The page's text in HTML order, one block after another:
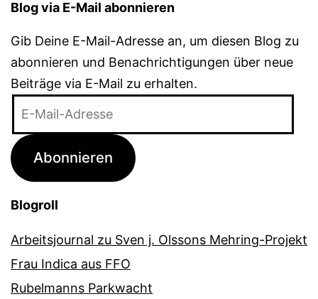
Blog via E-Mail abonnieren
Gib Deine E-Mail-Adresse an, um diesen Blog zu
abonnieren und Benachrichtigungen über neue
Beiträge via E-Mail zu erhalten.
Adresse
Abonnieren
Blogroll
Arbeitsjournal zu Sven j. Olssons Mehring-Projekt
Frau Indica aus FFO
Rubelmanns Parkwacht